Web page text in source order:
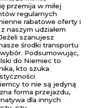
przemija w miłej
regularnych
rabatowe oferty i
naszym udziałem
szanujesz
środki transportu
Podsumowując,
do Niemiec to
kto szuka
to nie są jedyną
forma przejazdu,
dla innych